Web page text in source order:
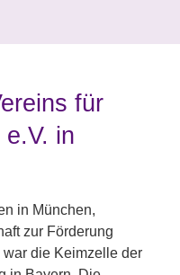
für
in
in München,
zur Förderung
war die Keimzelle der